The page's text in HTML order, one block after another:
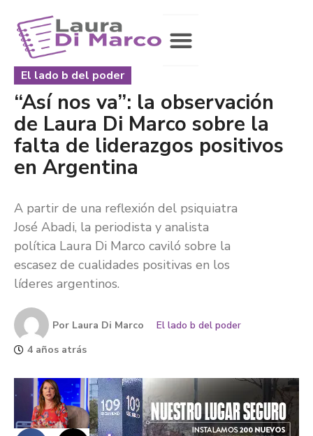
El lado b del poder
“Así nos va”: la observación
de Laura Di Marco sobre la
falta de liderazgos positivos
en Argentina
A partir de una reflexión del psiquiatra
José Abadi, la periodista y analista
política Laura Di Marco caviló sobre la
escasez de cualidades positivas en los
líderes argentinos.
Por Laura Di Marco
El lado b del poder
4 años atrás